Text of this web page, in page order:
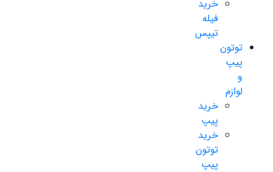
خرید
فیله
تیپس
توتون
پیپ
و
لوازم
خرید
پیپ
خرید
توتون
پیپ